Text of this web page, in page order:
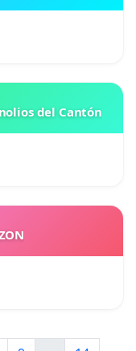
del Cantón